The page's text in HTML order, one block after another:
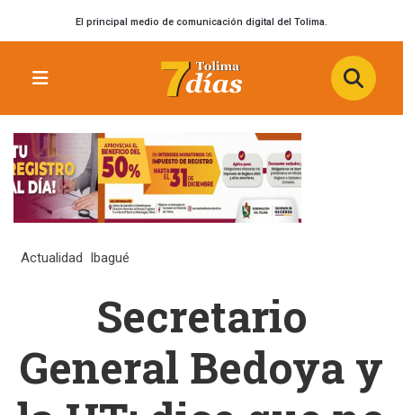
El principal medio de comunicación digital del Tolima.
Actualidad Ibagué
Secretario
General Bedoya y